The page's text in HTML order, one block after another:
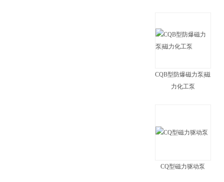
CQB型防爆磁力泵|磁
力化工泵
CQ型磁力驱动泵